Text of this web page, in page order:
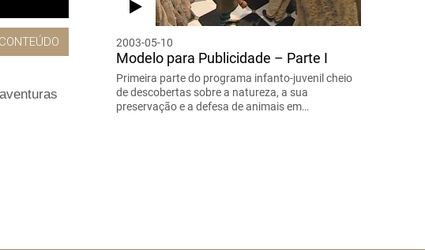
2003-05-10
Modelo para Publicidade – Parte I
Primeira parte do programa infanto-juvenil cheio
de descobertas sobre a natureza, a sua
preservação e a defesa de animais em…